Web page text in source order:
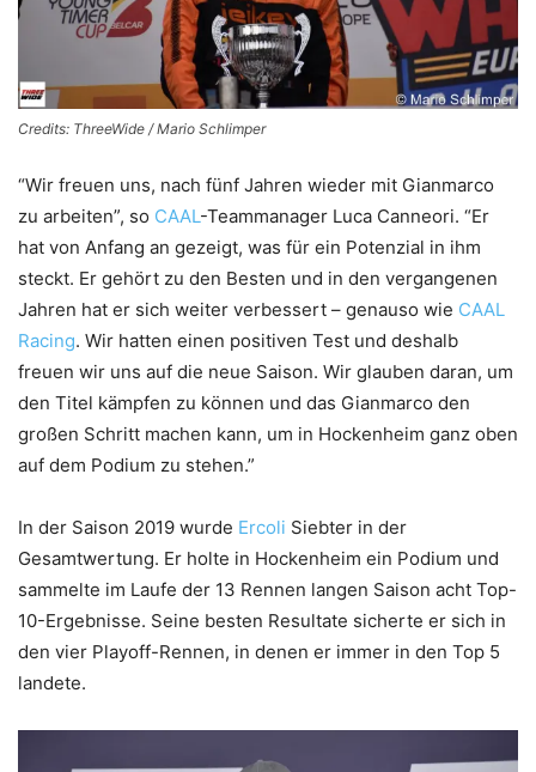
Credits: ThreeWide / Mario Schlimper
“Wir freuen uns, nach fünf Jahren wieder mit Gianmarco
zu arbeiten”, so CAAL-Teammanager Luca Canneori. “Er
hat von Anfang an gezeigt, was für ein Potenzial in ihm
steckt. Er gehört zu den Besten und in den vergangenen
Jahren hat er sich weiter verbessert – genauso wie CAAL
Racing. Wir hatten einen positiven Test und deshalb
freuen wir uns auf die neue Saison. Wir glauben daran, um
den Titel kämpfen zu können und das Gianmarco den
großen Schritt machen kann, um in Hockenheim ganz oben
auf dem Podium zu stehen.”
In der Saison 2019 wurde Ercoli Siebter in der
Gesamtwertung. Er holte in Hockenheim ein Podium und
sammelte im Laufe der 13 Rennen langen Saison acht Top-
10-Ergebnisse. Seine besten Resultate sicherte er sich in
den vier Playoff-Rennen, in denen er immer in den Top 5
landete.